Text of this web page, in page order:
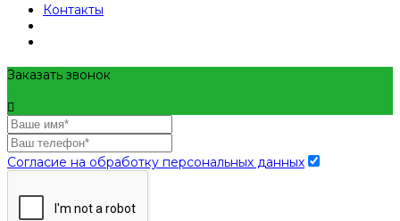
Контакты
Заказать звонок
Согласие на обработку персональных данных